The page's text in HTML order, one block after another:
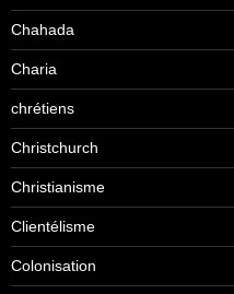
Chahada
Charia
chrétiens
Christchurch
Christianisme
Clientélisme
Colonisation